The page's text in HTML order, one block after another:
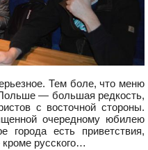
Тем боле, что меню
— большая редкость,
с восточной стороны.
очередному юбилею
города есть приветствия,
русского…